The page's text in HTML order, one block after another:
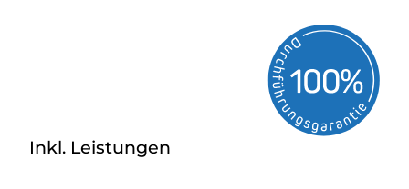
Inkl. Leistungen